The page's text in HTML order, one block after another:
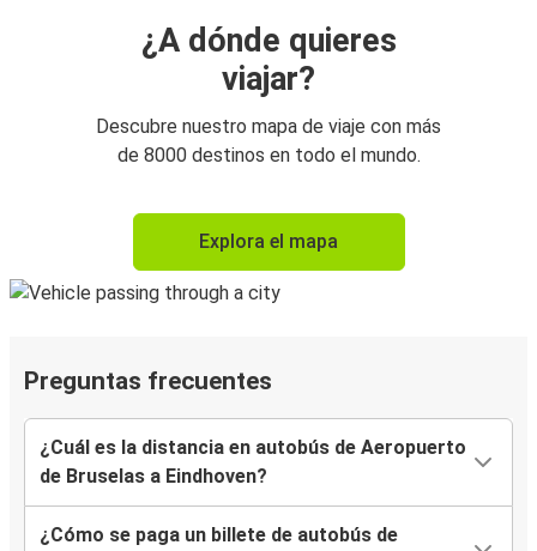
¿A dónde quieres
viajar?
Descubre nuestro mapa de viaje con más
de 8000 destinos en todo el mundo.
Explora el mapa
Preguntas frecuentes
¿Cuál es la distancia en autobús de Aeropuerto
de Bruselas a Eindhoven?
¿Cómo se paga un billete de autobús de